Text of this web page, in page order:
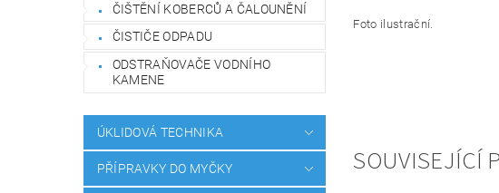
ČIŠTĚNÍ KOBERCŮ A ČALOUNĚNÍ
ČISTIČE ODPADU
ODSTRAŇOVAČE VODNÍHO
KAMENE
ÚKLIDOVÁ TECHNIKA
PŘÍPRAVKY DO MYČKY
Foto ilustrační.
SOUVISEJÍCÍ